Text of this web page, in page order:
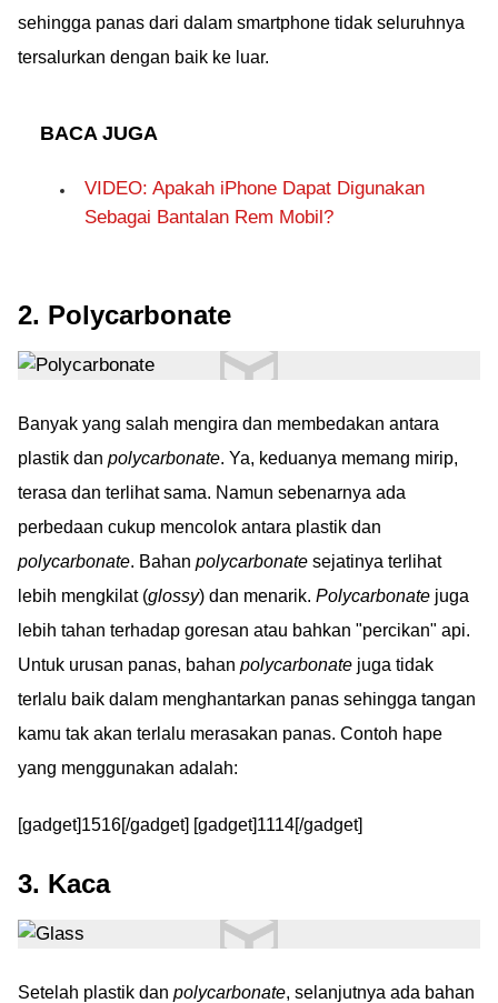
sehingga panas dari dalam smartphone tidak seluruhnya
tersalurkan dengan baik ke luar.
BACA JUGA
VIDEO: Apakah iPhone Dapat Digunakan
Sebagai Bantalan Rem Mobil?
2. Polycarbonate
Banyak yang salah mengira dan membedakan antara
plastik dan polycarbonate. Ya, keduanya memang mirip,
terasa dan terlihat sama. Namun sebenarnya ada
perbedaan cukup mencolok antara plastik dan
polycarbonate. Bahan polycarbonate sejatinya terlihat
lebih mengkilat (glossy) dan menarik. Polycarbonate juga
lebih tahan terhadap goresan atau bahkan "percikan" api.
Untuk urusan panas, bahan polycarbonate juga tidak
terlalu baik dalam menghantarkan panas sehingga tangan
kamu tak akan terlalu merasakan panas. Contoh hape
yang menggunakan adalah:
[gadget]1516[/gadget] [gadget]1114[/gadget]
3. Kaca
Setelah plastik dan polycarbonate, selanjutnya ada bahan